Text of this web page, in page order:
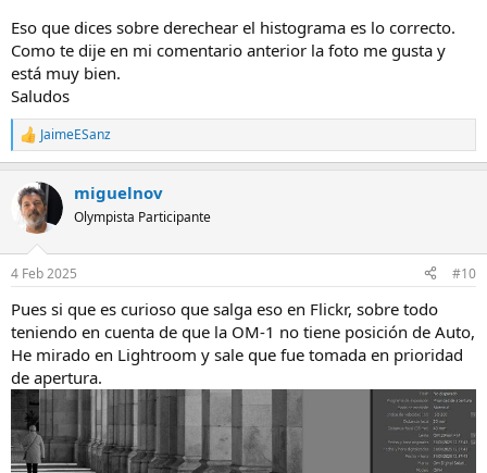
Eso que dices sobre derechear el histograma es lo correcto.
Como te dije en mi comentario anterior la foto me gusta y
está muy bien.
Saludos
R
e
c
c
e
:
JaimeESanz
miguelnov
Olympista Participante
4 Feb 2025 #10
Pues si que es curioso que salga eso en Flickr, sobre todo
teniendo en cuenta de que la OM-1 no tiene posición de Auto,
He mirado en Lightroom y sale que fue tomada en prioridad
de apertura.